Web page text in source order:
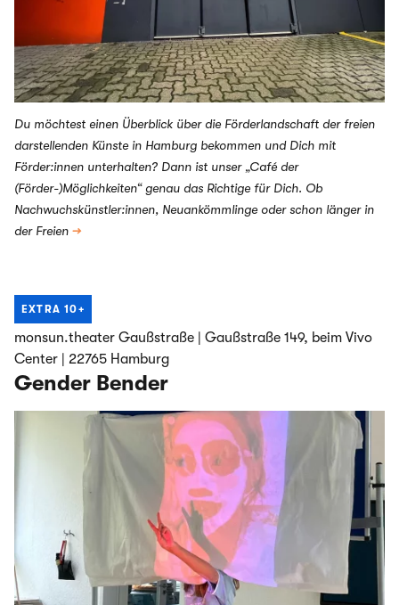
Du möchtest einen Überblick über die Förderlandschaft der freien
darstellenden Künste in Hamburg bekommen und Dich mit
Förder:innen unterhalten? Dann ist unser „Café der
(Förder-)Möglichkeiten“ genau das Richtige für Dich. Ob
Nachwuchskünstler:innen, Neuankömmlinge oder schon länger in
der Freien →
EXTRA10+
monsun.theater Gaußstraße | Gaußstraße 149, beim Vivo
Center | 22765 Hamburg
Gender Bender